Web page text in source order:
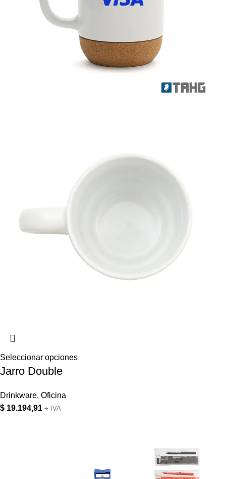
Seleccionar opciones
Jarro Double
Drinkware, Oficina
$ 19.194,91 + IVA